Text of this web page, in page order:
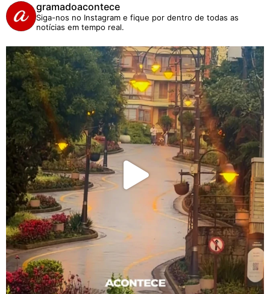
gramadoacontece
Siga-nos no Instagram e fique por dentro de todas as
notícias em tempo real.